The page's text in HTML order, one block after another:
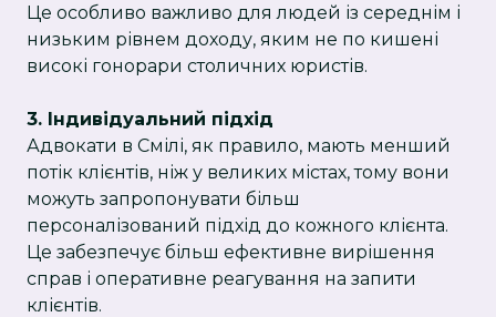
Це особливо важливо для людей із середнім і
низьким рівнем доходу, яким не по кишені
високі гонорари столичних юристів.
3. Індивідуальний підхід
Адвокати в Смілі, як правило, мають менший
потік клієнтів, ніж у великих містах, тому вони
можуть запропонувати більш
персоналізований підхід до кожного клієнта.
Це забезпечує більш ефективне вирішення
справ і оперативне реагування на запити
клієнтів.